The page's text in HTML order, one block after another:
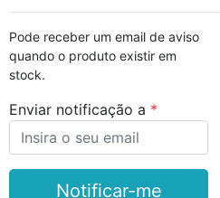
Pode receber um email de aviso
quando o produto existir em
stock.
Enviar notificação a
Notificar-me